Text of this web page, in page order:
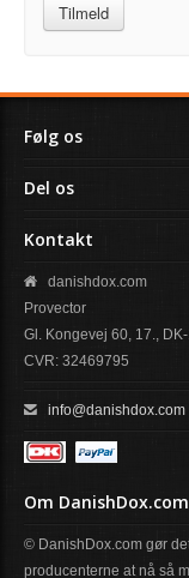
Tilmeld
Følg os
Del os
Kontakt
danishdox.com
Provector
Gl. Kongevej 60, 17.,
CVR: 32469795
info@danishdox.com
Om DanishDox.com
© DanishDox.com gør
producenterne at nå så